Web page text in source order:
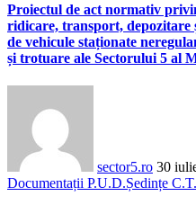
Proiectul de act normativ
ridicare, transport, depozitare
de vehicule staționate
și trotuare ale Sectorului 5 al
sector5.ro 30
Documentații P.U.D.Ședințe